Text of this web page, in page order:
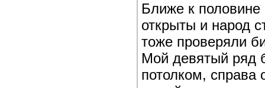
Ближе к
открыты и народ
тоже проверяли
Мой девятый ряд
потолком, справа